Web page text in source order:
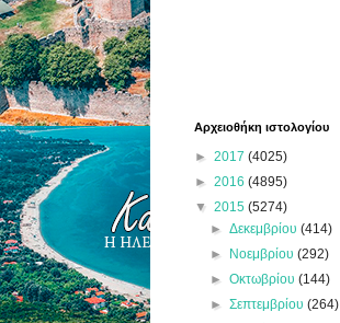
Αρχειοθήκη ιστολογίου
► 2017 (4025)
► 2016 (4895)
▼ 2015 (5274)
►Δεκεμβρίου(414)
► Νοεμβρίου(292)
►Οκτωβρίου(144)
►Σεπτεμβρίου(264)